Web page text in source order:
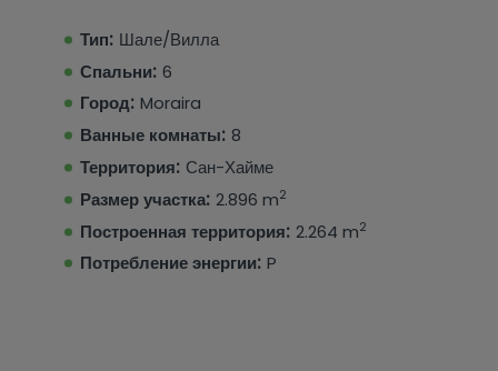
Тип: Шале/Вилла
Спальни: 6
Город: Moraira
Ванные комнаты: 8
Территория: Сан-Хайме
Размер участка: 2.896 m2
Построенная территория: 2.264 m2
Потребление энергии: P